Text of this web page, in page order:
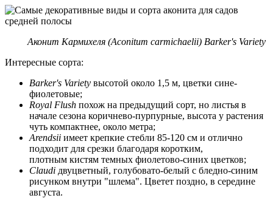
Аконит Кармихеля (Aconitum сarmichaelii) Barker's Variety
Интересные сорта:
Barker's Variety высотой около 1,5 м, цветки сине-
фиолетовые;
Royal Flush похож на предыдущий сорт, но листья в
начале сезона коричнево-пурпурные, высота у растения
чуть компактнее, около метра;
Arendsii имеет крепкие стебли 85-120 см и отлично
подходит для срезки благодаря коротким,
плотным кистям темных фиолетово-синих цветков;
Claudi двуцветный, голубовато-белый с бледно-синим
рисунком внутри "шлема". Цветет поздно, в середине
августа.